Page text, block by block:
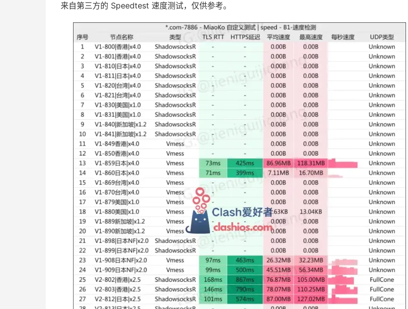
来自第三方的 Speedtest 速度测试，仅供参考。